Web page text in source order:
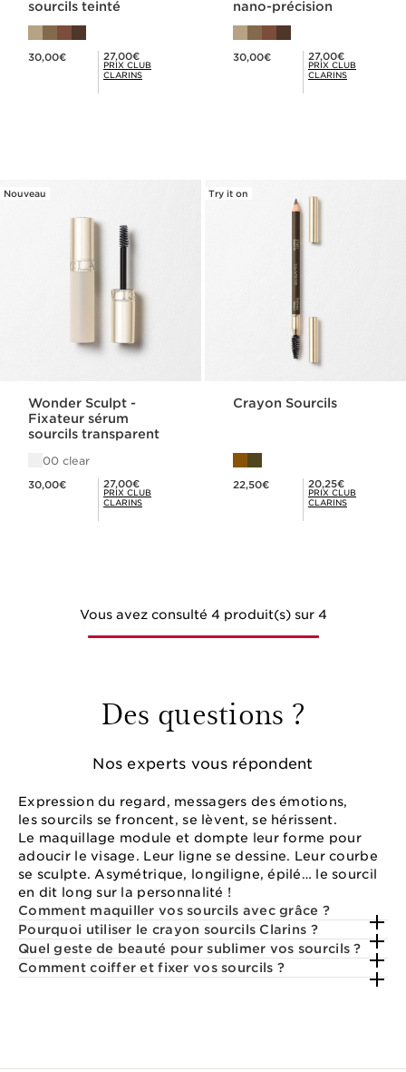
sourcils teinté
30,00€ Prix Club Clarins 27,00€
27,00€
PRIX CLUB
CLARINS
nano-précision
30,00€ Prix Club Clarins 27,00€
27,00€
PRIX CLUB
CLARINS
Nouveau
Wonder Sculpt -
Fixateur sérum
sourcils transparent
00 clear
30,00€ Prix Club Clarins 27,00€
27,00€
PRIX CLUB
CLARINS
Try it on
Crayon Sourcils
22,50€ Prix Club Clarins 20,25€
20,25€
PRIX CLUB
CLARINS
Vous avez consulté 4 produit(s) sur 4
Des questions ?
Nos experts vous répondent
Expression du regard, messagers des émotions,
les sourcils se froncent, se lèvent, se hérissent.
Le maquillage module et dompte leur forme pour
adoucir le visage. Leur ligne se dessine. Leur courbe
se sculpte. Asymétrique, longiligne, épilé… le sourcil
en dit long sur la personnalité !
Comment maquiller vos sourcils avec grâce ?
Pourquoi utiliser le crayon sourcils Clarins ?
Quel geste de beauté pour sublimer vos sourcils ?
Comment coiffer et fixer vos sourcils ?